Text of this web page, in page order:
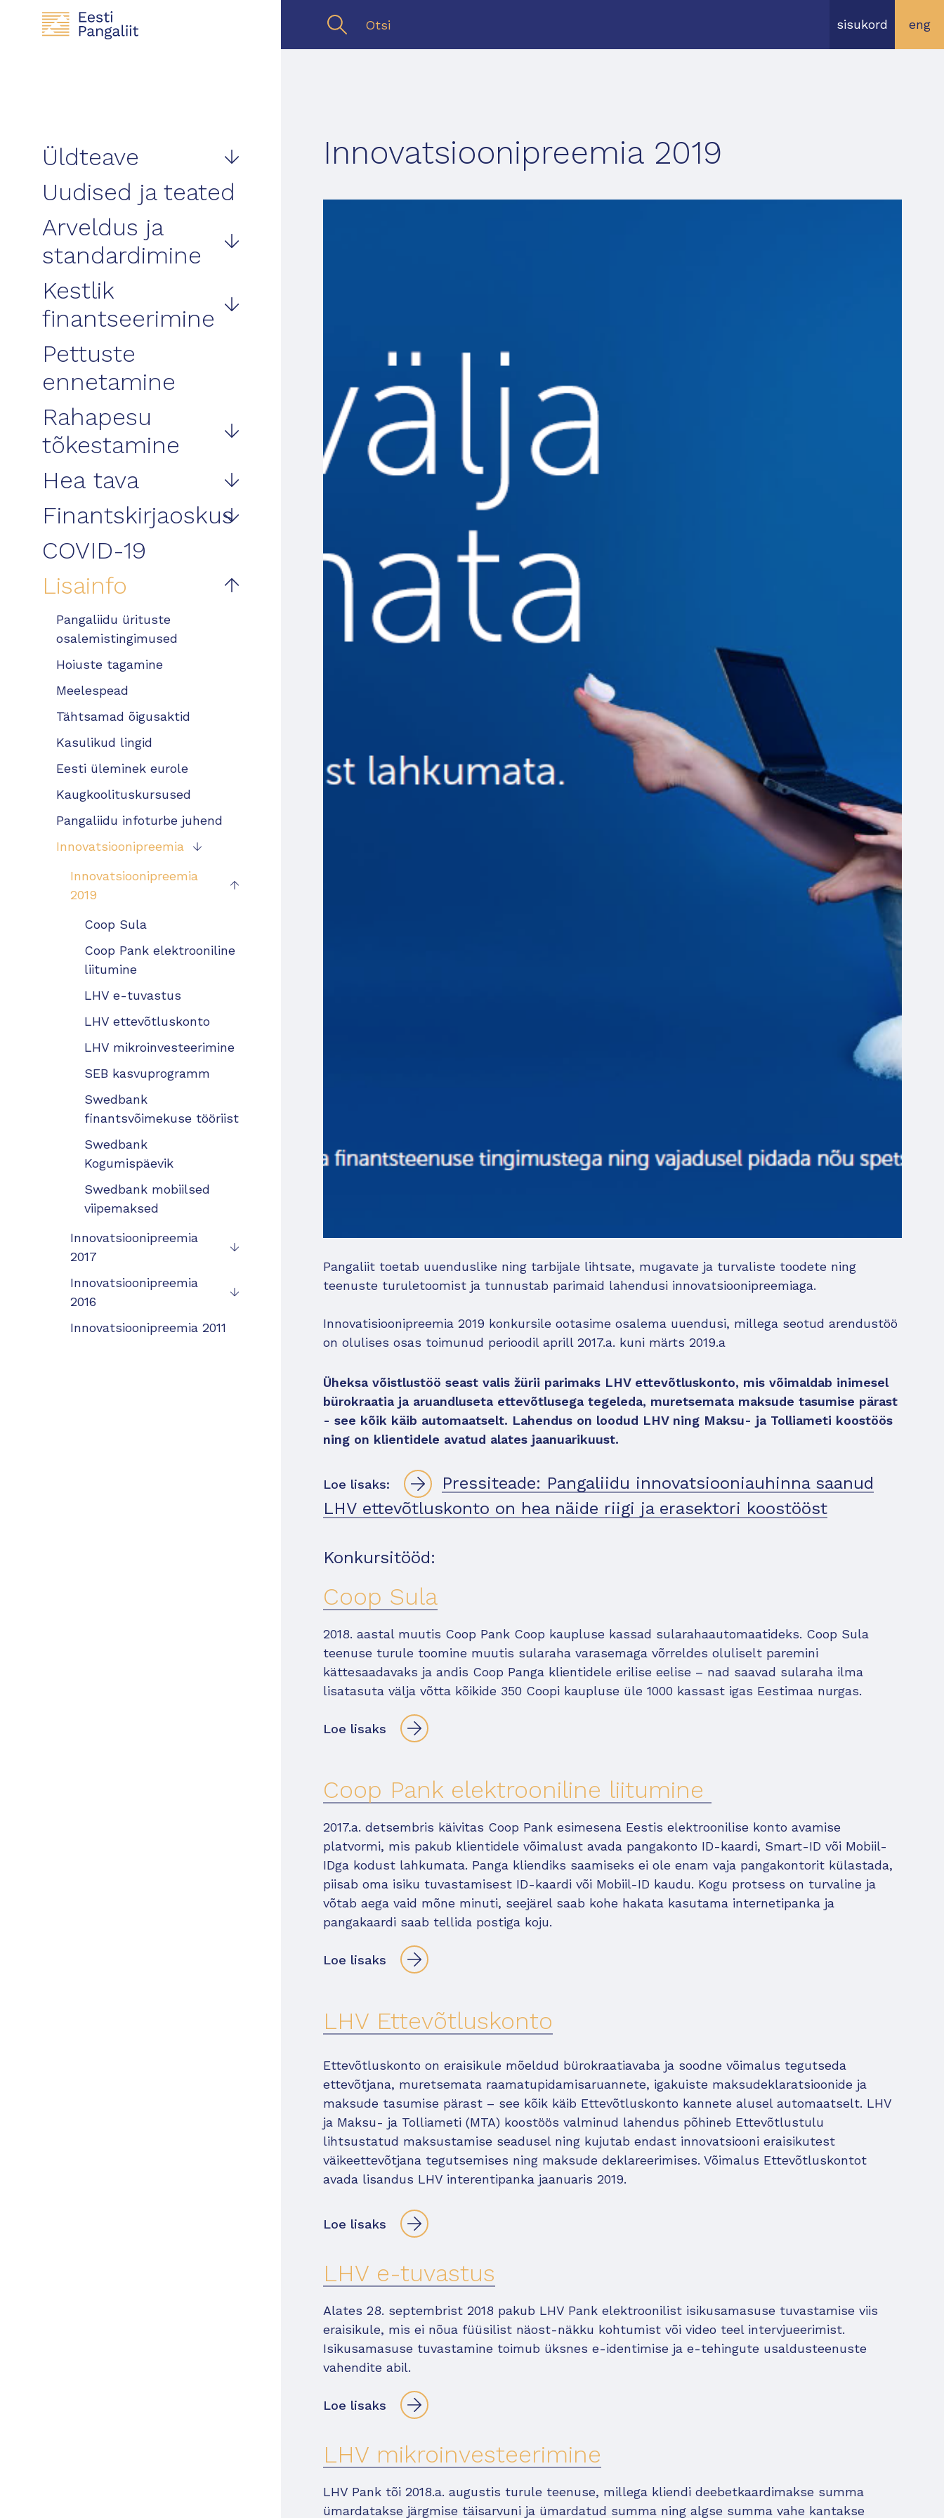
Üldteave
Uudised ja teated
Arveldus ja
standardimine
Kestlik
finantseerimine
Pettuste
ennetamine
Rahapesu
tõkestamine
Hea tava
Finantskirjaoskus
COVID-19
Lisainfo
Pangaliidu ürituste
osalemistingimused
Hoiuste tagamine
Meelespead
Tähtsamad õigusaktid
Kasulikud lingid
Eesti üleminek eurole
Kaugkoolituskursused
Pangaliidu infoturbe juhend
Innovatsioonipreemia
Innovatsioonipreemia
2019
Coop Sula
Coop Pank elektrooniline
liitumine
LHV e-tuvastus
LHV ettevõtluskonto
LHV mikroinvesteerimine
SEB kasvuprogramm
Swedbank
finantsvõimekuse tööriist
Swedbank
Kogumispäevik
Swedbank mobiilsed
viipemaksed
Innovatsioonipreemia
2017
Innovatsioonipreemia
2016
Innovatsioonipreemia 2011
sisukord eng
Innovatsioonipreemia 2019
Pangaliit toetab uuenduslike ning tarbijale lihtsate, mugavate ja turvaliste toodete ning
teenuste turuletoomist ja tunnustab parimaid lahendusi innovatsioonipreemiaga.
Innovatisioonipreemia 2019 konkursile ootasime osalema uuendusi, millega seotud arendustöö
on olulises osas toimunud perioodil aprill 2017.a. kuni märts 2019.a
Üheksa võistlustöö seast valis žürii parimaks LHV ettevõtluskonto, mis võimaldab inimesel
bürokraatia ja aruandluseta ettevõtlusega tegeleda, muretsemata maksude tasumise pärast
- see kõik käib automaatselt. Lahendus on loodud LHV ning Maksu- ja Tolliameti koostöös
ning on klientidele avatud alates jaanuarikuust.
Loe lisaks:
Pressiteade: Pangaliidu innovatsiooniauhinna saanud
LHV ettevõtluskonto on hea näide riigi ja erasektori koostööst
Konkursitööd:
Coop Sula
2018. aastal muutis Coop Pank Coop kaupluse kassad sularahaautomaatideks. Coop Sula
teenuse turule toomine muutis sularaha varasemaga võrreldes oluliselt paremini
kättesaadavaks ja andis Coop Panga klientidele erilise eelise – nad saavad sularaha ilma
lisatasuta välja võtta kõikide 350 Coopi kaupluse üle 1000 kassast igas Eestimaa nurgas.
Loe lisaks
Coop Pank elektrooniline liitumine
2017.a. detsembris käivitas Coop Pank esimesena Eestis elektroonilise konto avamise
platvormi, mis pakub klientidele võimalust avada pangakonto ID-kaardi, Smart-ID või Mobiil-
IDga kodust lahkumata. Panga kliendiks saamiseks ei ole enam vaja pangakontorit külastada,
piisab oma isiku tuvastamisest ID-kaardi või Mobiil-ID kaudu. Kogu protsess on turvaline ja
võtab aega vaid mõne minuti, seejärel saab kohe hakata kasutama internetipanka ja
pangakaardi saab tellida postiga koju.
Loe lisaks
LHV Ettevõtluskonto
Ettevõtluskonto on eraisikule mõeldud bürokraatiavaba ja soodne võimalus tegutseda
ettevõtjana, muretsemata raamatupidamisaruannete, igakuiste maksudeklaratsioonide ja
maksude tasumise pärast – see kõik käib Ettevõtluskonto kannete alusel automaatselt. LHV
ja Maksu- ja Tolliameti (MTA) koostöös valminud lahendus põhineb Ettevõtlustulu
lihtsustatud maksustamise seadusel ning kujutab endast innovatsiooni eraisikutest
väikeettevõtjana tegutsemises ning maksude deklareerimises. Võimalus Ettevõtluskontot
avada lisandus LHV interentipanka jaanuaris 2019.
Loe lisaks
LHV e-tuvastus
Alates 28. septembrist 2018 pakub LHV Pank elektroonilist isikusamasuse tuvastamise viis
eraisikule, mis ei nõua füüsilist näost-näkku kohtumist või video teel intervjueerimist.
Isikusamasuse tuvastamine toimub üksnes e-identimise ja e-tehingute usaldusteenuste
vahendite abil.
Loe lisaks
LHV mikroinvesteerimine
LHV Pank tõi 2018.a. augustis turule teenuse, millega kliendi deebetkaardimakse summa
ümardatakse järgmise täisarvuni ja ümardatud summa ning algse summa vahe kantakse